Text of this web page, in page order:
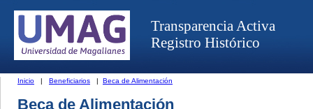
Transparencia Activa
Registro Histórico
Inicio | Beneficiarios | Beca de Alimentación
Beca de Alimentación